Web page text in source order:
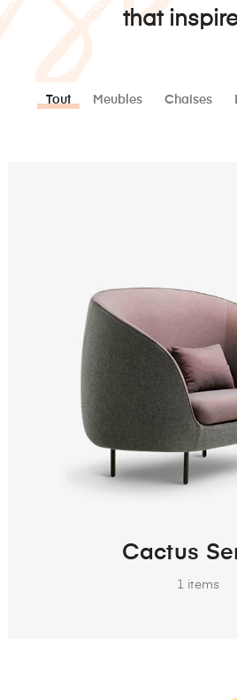
that
Cactus
1 items
Tout Meubles Chaises